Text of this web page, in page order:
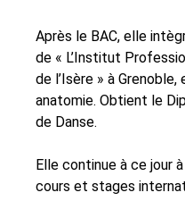
Après le BAC, elle
de « L’Institut
de l’Isère » à
anatomie. Obtient le
de Danse.
Elle continue à ce jour
cours et stages